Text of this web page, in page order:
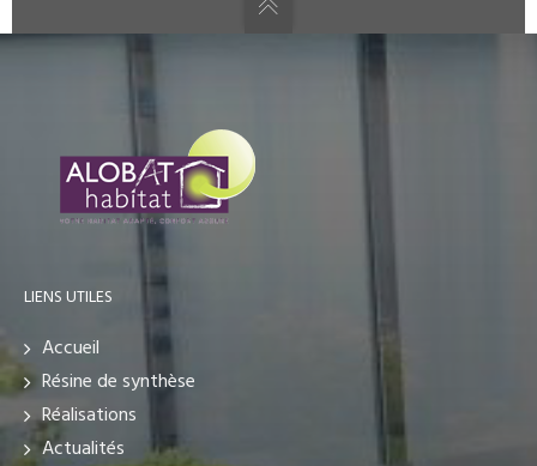
LIENS UTILES
Accueil
Résine de synthèse
Réalisations
Actualités